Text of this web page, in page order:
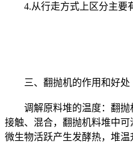
4.从行走方式上区分主要有
三、翻抛机的作用和好处
调解原料堆的温度：翻抛
接触、混合，翻抛机料堆中
微生物活跃产生发酵热，堆